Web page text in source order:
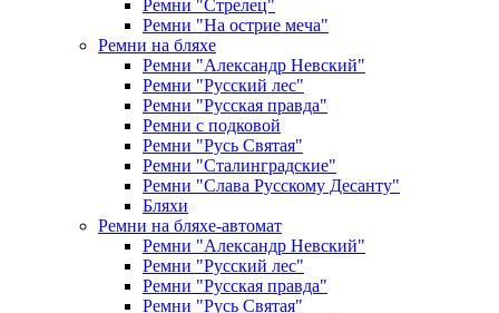
Ремни "Стрелец"
Ремни "На острие меча"
Ремни на бляхе
Ремни "Александр Невский"
Ремни "Русский лес"
Ремни "Русская правда"
Ремни с подковой
Ремни "Русь Святая"
Ремни "Сталинградские"
Ремни "Слава Русскому Десанту"
Бляхи
Ремни на бляхе-автомат
Ремни "Александр Невский"
Ремни "Русский лес"
Ремни "Русская правда"
Ремни "Русь Святая"